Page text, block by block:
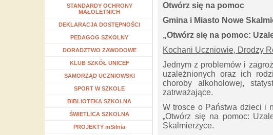
STANDARDY OCHRONY
MAŁOLETNICH
DEKLARACJA DOSTĘPNOŚCI
Rozwiń menu
PEDAGOG SZKOLNY
Rozwiń menu
DORADZTWO ZAWODOWE
Rozwiń menu
KLUB SZKÓŁ UNICEF
Rozwiń menu
SAMORZĄD UCZNIOWSKI
Rozwiń menu
SPORT W SZKOLE
Rozwiń menu
BIBLIOTEKA SZKOLNA
Rozwiń menu
ŚWIETLICA SZKOLNA
Rozwiń menu
PROJEKTY mSilnia
Otwórz się na pomoc
Gmina i Miasto Nowe
„Otwórz się na pomoc:
Kochani Uczniowie, Drodzy
Jednym z problemów i
uzależnionych oraz ich
choroby alkoholowej,
zatrważające.
W trosce o Państwa dzieci i
„Otwórz się na pomoc:
Skalmierzyce.